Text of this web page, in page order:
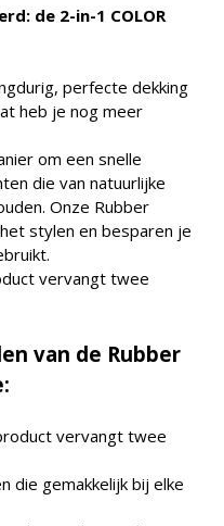
de 2-in-1 COLOR
perfecte dekking
heb je nog meer
om een ​​snelle
die van natuurlijke
Onze Rubber
stylen en besparen je
vervangt twee
van de Rubber
vervangt twee
die gemakkelijk bij elke